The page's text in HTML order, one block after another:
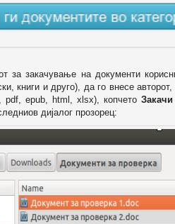
за закачување на документи
книги и друго), да го внесе
epub, html, xlsx), копчето Закачи
дијалог прозорец: